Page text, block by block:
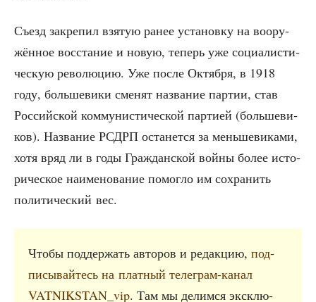
Съезд закре­пил взя­тую ранее уста­нов­ку на воору­
жён­ное вос­ста­ние и новую, теперь уже соци­а­ли­сти­
че­скую рево­лю­цию. Уже после Октяб­ря, в 1918
году, боль­ше­ви­ки сме­нят назва­ние пар­тии, став
Рос­сий­ской ком­му­ни­сти­че­ской пар­ти­ей (боль­ше­ви­
ков). Назва­ние РСДРП оста­нет­ся за мень­ше­ви­ка­ми,
хотя вряд ли в годы Граж­дан­ской вой­ны более исто­
ри­че­ское наиме­но­ва­ние помог­ло им сохра­нить
поли­ти­че­ский вес.
Что­бы под­дер­жать авто­ров и редак­цию, под­
пи­сы­вай­тесь на плат­ный теле­грам-канал
VATNIKSTAN_vip. Там мы делим­ся экс­клю­